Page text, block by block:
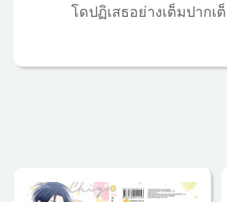
โดปฏิเสธอย่างเต็มปากเ